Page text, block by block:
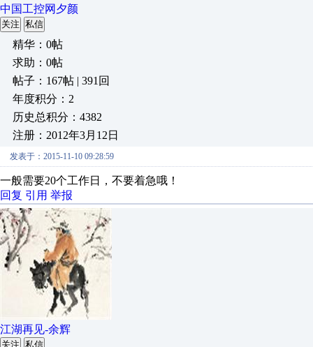
中国工控网夕颜
关注 私信
精华：0帖
求助：0帖
帖子：167帖 | 391回
年度积分：2
历史总积分：4382
注册：2012年3月12日
发表于：2015-11-10 09:28:59
一般需要20个工作日，不要着急哦！
回复 引用 举报
江湖再见-余辉
关注 私信